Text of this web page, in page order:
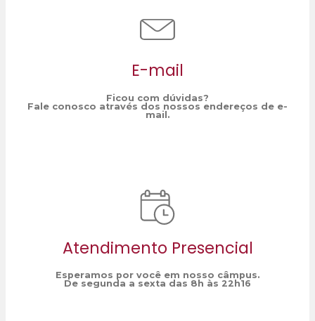
E-mail
Ficou com dúvidas?
Fale conosco através dos nossos endereços de e-
mail.
Atendimento Presencial
Esperamos por você em nosso câmpus.
De segunda a sexta das 8h às 22h16